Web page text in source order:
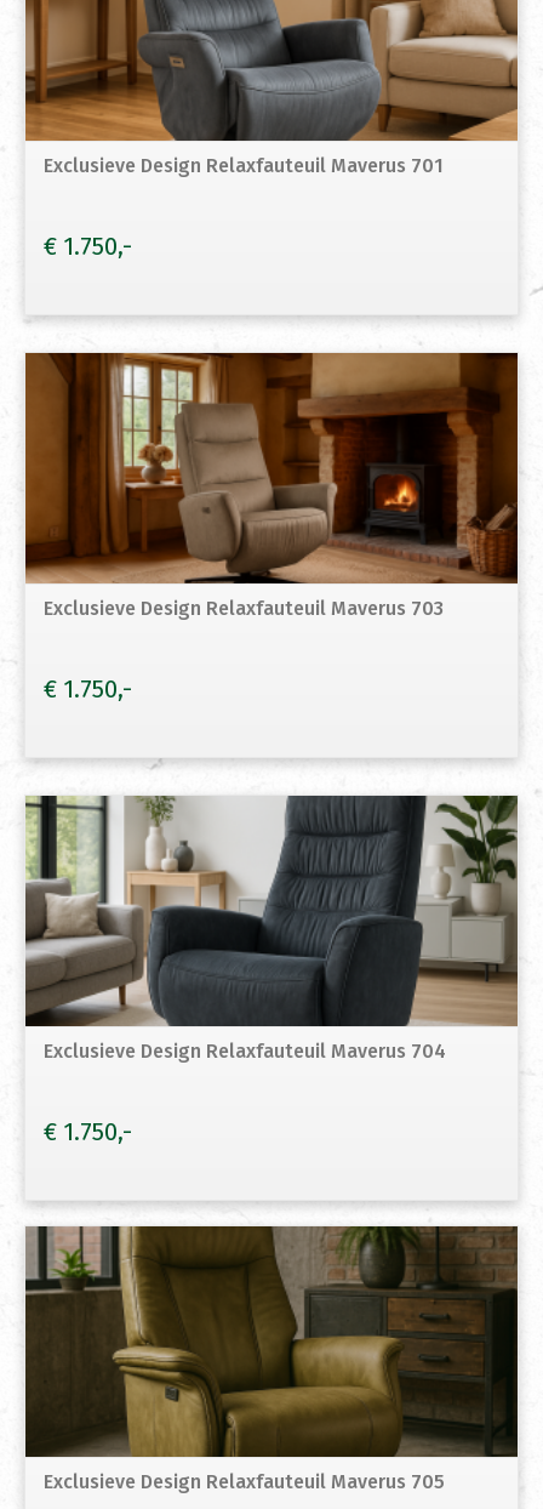
Exclusieve Design Relaxfauteuil Maverus 701
€ 1.750
Exclusieve Design Relaxfauteuil Maverus 703
€ 1.750
Exclusieve Design Relaxfauteuil Maverus 704
€ 1.750
Exclusieve Design Relaxfauteuil Maverus 705